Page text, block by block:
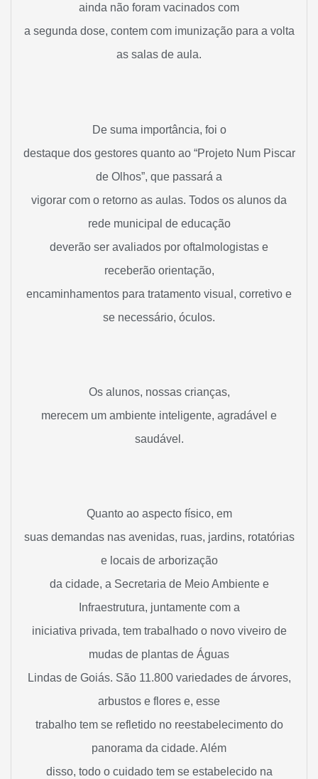
ainda não foram vacinados com
a segunda dose, contem com imunização para a volta
as salas de aula.
De suma importância, foi o
destaque dos gestores quanto ao “Projeto Num Piscar
de Olhos”, que passará a
vigorar com o retorno as aulas. Todos os alunos da
rede municipal de educação
deverão ser avaliados por oftalmologistas e
receberão orientação,
encaminhamentos para tratamento visual, corretivo e
se necessário, óculos.
Os alunos, nossas crianças,
merecem um ambiente inteligente, agradável e
saudável.
Quanto ao aspecto físico, em
suas demandas nas avenidas, ruas, jardins, rotatórias
e locais de arborização
da cidade, a Secretaria de Meio Ambiente e
Infraestrutura, juntamente com a
iniciativa privada, tem trabalhado o novo viveiro de
mudas de plantas de Águas
Lindas de Goiás. São 11.800 variedades de árvores,
arbustos e flores e, esse
trabalho tem se refletido no reestabelecimento do
panorama da cidade. Além
disso, todo o cuidado tem se estabelecido na